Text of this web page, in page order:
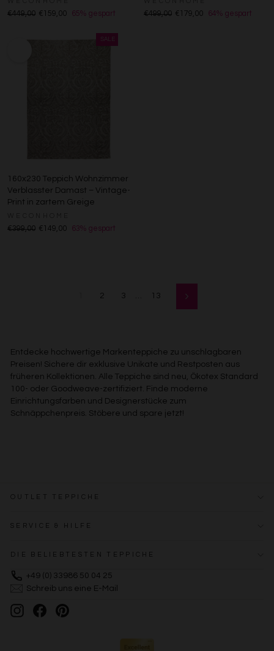
€449,00 €159,00 65% gespart €499,00 €179,00 64% gespart
160x230 Teppich Wohnzimmer
Verblasster Damast – Vintage-
Print in zartem Greige
€399,00 €149,00 63% gespart
2 3 … 13 Vorwärts
Entdecke hochwertige Markenteppiche zu unschlagbaren
Preisen! Sichere dir exklusive Unikate und Restposten aus
früheren Kollektionen. Alle Teppiche sind neu, Ökotex Standard
100- oder Goodweave-zertifiziert. Finde moderne
Einrichtungsfarben und Designerstücke zum
Schnäppchenpreis. Stöbere und spare jetzt!
OUTLET TEPPICHE
SERVICE & HILFE
DIE BELIEBTESTEN TEPPICHE
+49 (0) 33986 50 04 25
Schreib uns eine E-Mail
InstagramFacebookPinterest